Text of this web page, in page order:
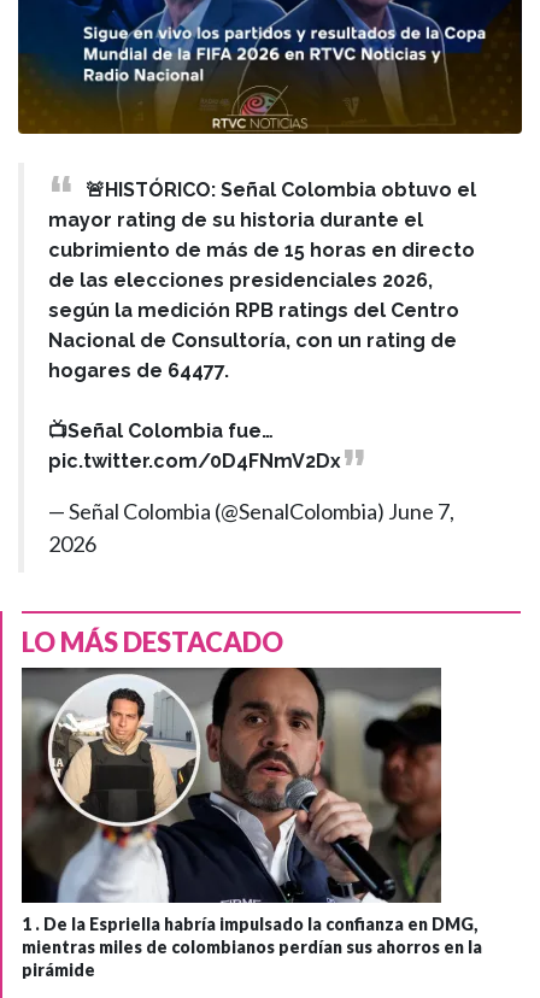
🚨HISTÓRICO: Señal Colombia obtuvo el
mayor rating de su historia durante el
cubrimiento de más de 15 horas en directo
de las elecciones presidenciales 2026,
según la medición RPB ratings del Centro
Nacional de Consultoría, con un rating de
hogares de 64477.
📺Señal Colombia fue…
pic.twitter.com/0D4FNmV2Dx
— Señal Colombia (@SenalColombia) June 7,
2026
LO MÁS DESTACADO
1 . De la Espriella habría impulsado la confianza en DMG,
mientras miles de colombianos perdían sus ahorros en la
pirámide